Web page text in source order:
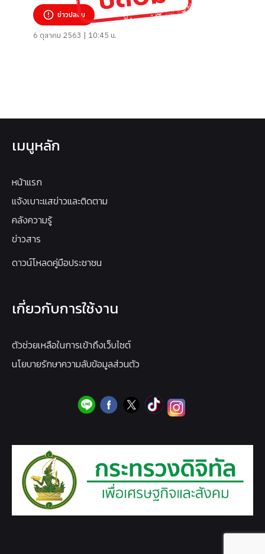
ข่าวปลอม
6 ตุลาคม 2563 | 10:45 น.
เมนูหลัก
หน้าแรก
แจ้งเบาะแสข่าวและติดตาม
คลังความรู้
ข่าวสาร
ดาวน์โหลดคู่มือประชาชน
เกี่ยวกับการใช้งาน
ตัวช่วยเหลือในการเข้าถึงเว็บไซต์
นโยบายรักษาความลับข้อมูลส่วนตัว